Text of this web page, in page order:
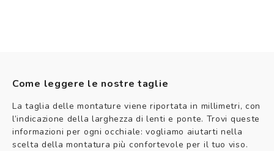
Come leggere le nostre taglie
La taglia delle montature viene riportata in millimetri, con
l’indicazione della larghezza di lenti e ponte. Trovi queste
informazioni per ogni occhiale: vogliamo aiutarti nella
scelta della montatura più confortevole per il tuo viso.